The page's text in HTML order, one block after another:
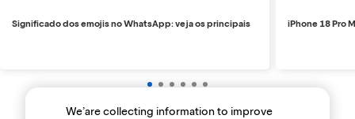
Significado dos emojis no WhatsApp: veja os principais iPhone 18 Pro
We’are collecting information to improve